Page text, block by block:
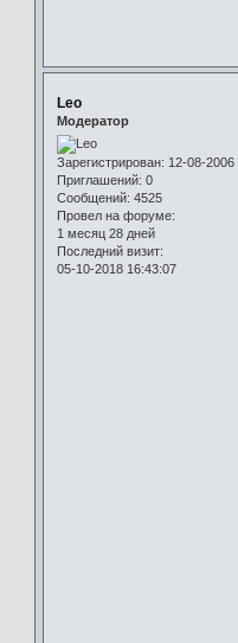
Leo
Модератор
Зарегистрирован: 12-08-2006
Приглашений: 0
Сообщений: 4525
Провел на форуме:
1 месяц 28 дней
Последний визит:
05-10-2018 16:43:07